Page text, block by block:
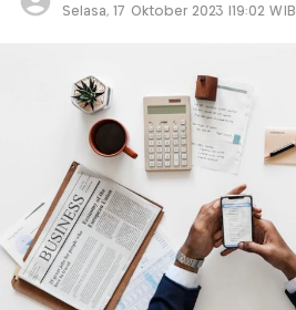
Selasa, 17 Oktober 2023 |19:02 WIB